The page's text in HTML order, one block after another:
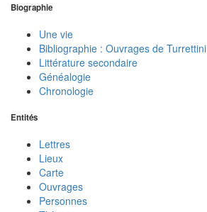
Biographie
Une vie
Bibliographie : Ouvrages de Turrettini
Littérature secondaire
Généalogie
Chronologie
Entités
Lettres
Lieux
Carte
Ouvrages
Personnes